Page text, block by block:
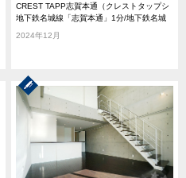
CREST TAPP志賀本通（クレストタップシ
ガホンドオリ）
地下鉄名城線「志賀本通」1分/地下鉄名城
2024年12月